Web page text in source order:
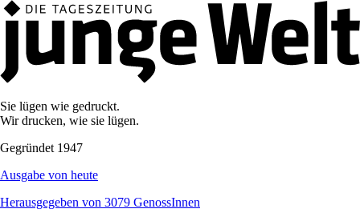
Sie lügen wie gedruckt.
Wir drucken, wie sie lügen.
Gegründet 1947
Ausgabe von heute
Herausgegeben von 3079 GenossInnen